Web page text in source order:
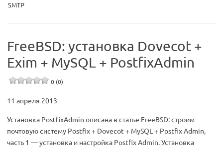
SMTP
FreeBSD: установка Dovecot +
Exim + MySQL + PostfixAdmin
0 (0)
11 апреля 2013
Установка PostfixAdmin описана в статье FreeBSD: строим
почтовую систему Postfix + Dovecot + MySQL + Postfix Admin,
часть 1 — установка и настройка Postfix Admin. Установка